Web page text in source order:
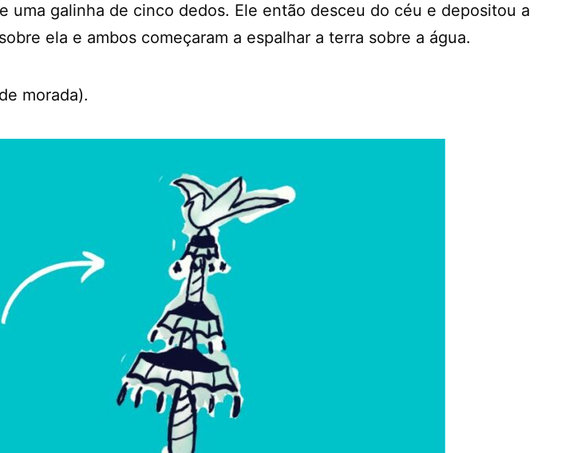
galinha de cinco dedos. Ele então desceu do céu e depositou a
ela e ambos começaram a espalhar a terra sobre a água.
morada).